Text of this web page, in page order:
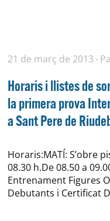
21 de març de 2013
Horaris i llistes de
la primera prova
a Sant Pere de
Horaris:MATÍ: S’obre
08.30 h.De 08.50 a
Entrenament Figures
Debutants i Certificat